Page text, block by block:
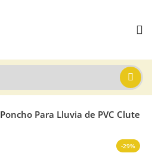
Poncho Para Lluvia de PVC Clute
-29%